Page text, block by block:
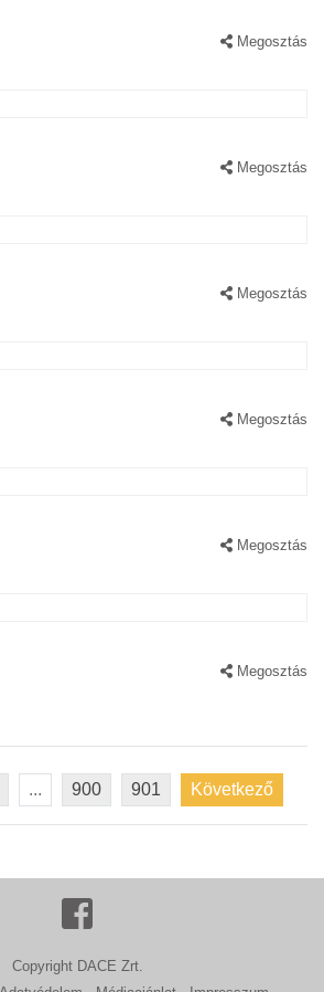
Megosztás
Megosztás
Megosztás
Megosztás
Megosztás
Megosztás
... 900 901 Következő
Copyright DACE Zrt.